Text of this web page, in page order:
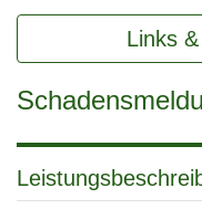
Links